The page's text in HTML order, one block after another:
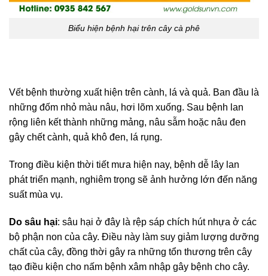
Biểu hiện bệnh hại trên cây cà phê
Vết bệnh thường xuất hiện trên cành, lá và quả. Ban đầu là
những đốm nhỏ màu nâu, hơi lõm xuống. Sau bệnh lan
rộng liên kết thành những mảng, nâu sẫm hoặc nâu đen
gây chết cành, quả khô đen, lá rụng.
Trong điều kiện thời tiết mưa hiện nay, bệnh dễ lây lan
phát triển mạnh, nghiêm trọng sẽ ảnh hưởng lớn đến năng
suất mùa vụ.
Do sâu hại: sâu hại ở đây là rệp sáp chích hút nhựa ở các
bộ phận non của cây. Điều này làm suy giảm lượng dưỡng
chất của cây, đồng thời gây ra những tổn thương trên cây
tạo điều kiện cho nấm bệnh xâm nhập gây bệnh cho cây.